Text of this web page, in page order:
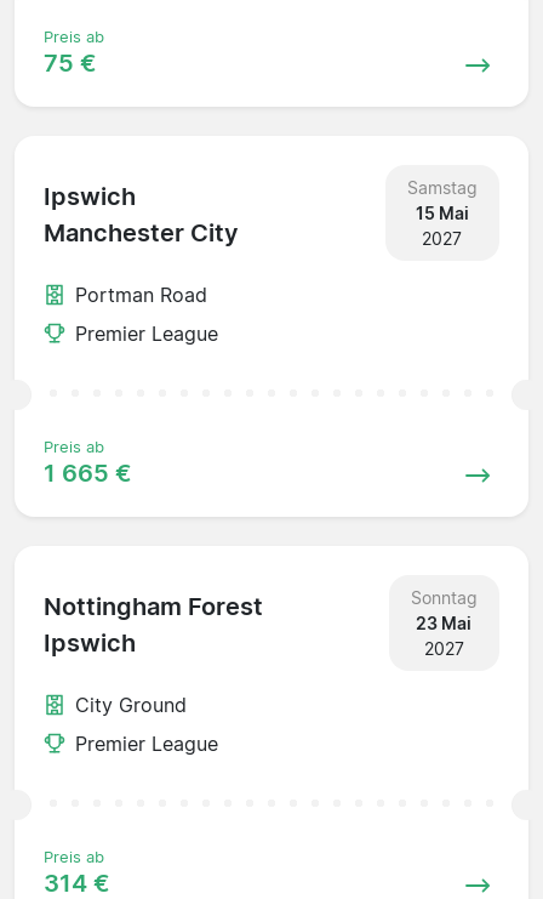
Preis ab
75 €
Ipswich
Manchester City
Samstag
15 Mai
2027
Portman Road
Premier League
Preis ab
1 665 €
Nottingham Forest
Ipswich
Sonntag
23 Mai
2027
City Ground
Premier League
Preis ab
314 €